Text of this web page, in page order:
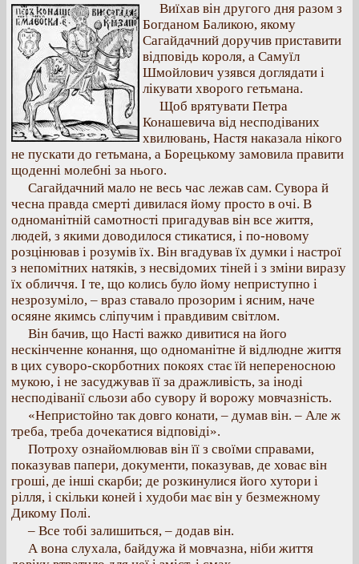
Виїхав він другого дня разом з
Богданом Баликою, якому
Сагайдачний доручив приставити
відповідь короля, а Самуїл
Шмойлович узявся доглядати і
лікувати хворого гетьмана.
Щоб врятувати Петра
Конашевича від несподіваних
хвилювань, Настя наказала нікого
не пускати до гетьмана, а Борецькому замовила правити
щоденні молебні за нього.
Сагайдачний мало не весь час лежав сам. Сувора й
чесна правда смерті дивилася йому просто в очі. В
одноманітній самотності пригадував він все життя,
людей, з якими доводилося стикатися, і по-новому
розцінював і розумів їх. Він вгадував їх думки і настрої
з непомітних натяків, з несвідомих тіней і з зміни виразу
їх обличчя. І те, що колись було йому неприступно і
незрозуміло, – враз ставало прозорим і ясним, наче
осяяне якимсь сліпучим і правдивим світлом.
Він бачив, що Насті важко дивитися на його
нескінченне конання, що одноманітне й відлюдне життя
в цих суворо-скорботних покоях стає їй непереносною
мукою, і не засуджував її за дражливість, за іноді
несподіванії сльози або сувору й ворожу мовчазність.
«Непристойно так довго конати, – думав він. – Але ж
треба, треба дочекатися відповіді».
Потроху ознайомлював він її з своїми справами,
показував папери, документи, показував, де ховає він
гроші, де інші скарби; де розкинулися його хутори і
рілля, і скільки коней і худоби має він у безмежному
Дикому Полі.
– Все тобі залишиться, – додав він.
А вона слухала, байдужа й мовчазна, ніби життя